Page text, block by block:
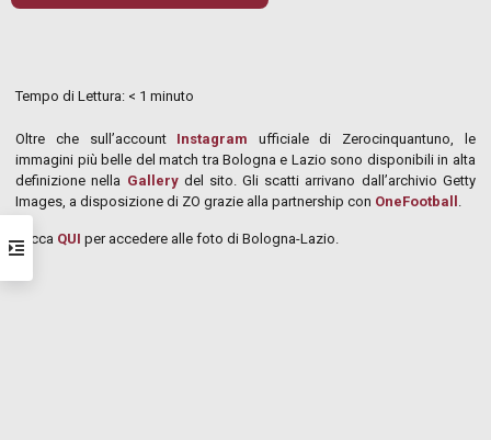
Tempo di Lettura: < 1 minuto
Oltre che sull’account Instagram ufficiale di Zerocinquantuno, le
immagini più belle del match tra Bologna e Lazio sono disponibili in alta
definizione nella Gallerydel sito. Gli scatti arrivano dall’archivio Getty
Images, a disposizione di ZO grazie alla partnership con OneFootball
Clicca QUI per accedere alle foto di Bologna-Lazio.